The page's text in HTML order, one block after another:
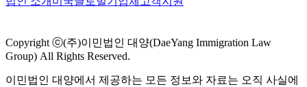
Copyright ⓒ(주)이민법인 대양(DaeYang Immigration Law
Group) All Rights Reserved.
이민법인 대양에서 제공하는 모든 정보와 자료는 오직 사실에